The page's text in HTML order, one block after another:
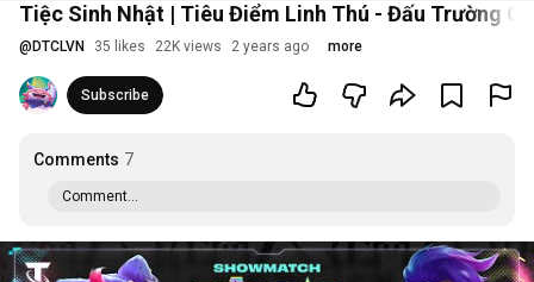
Tiệc Sinh Nhật | Tiêu Điểm Linh Thú - Đấu Trường
@ DTCLVN 35 likes 22K views 2 years ago more
Subscribe
Comments 7
Comment...